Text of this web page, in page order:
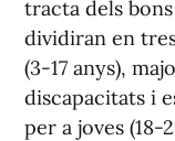
tracta dels
dividiran en
(3-17 anys),
discapacitats i
per a joves (18-